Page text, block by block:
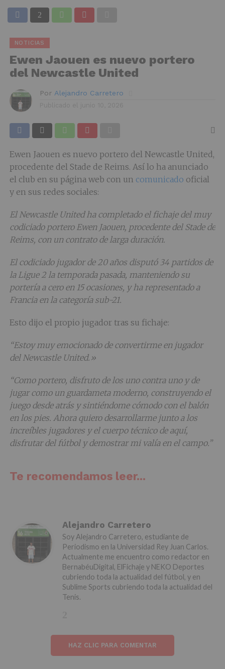
NOTICIAS
Ewen Jaouen es nuevo portero
del Newcastle United
Por Alejandro Carretero
Ewen Jaouen es nuevo portero del Newcastle United,
procedente del Stade de Reims. Así lo ha anunciado
el club en su página web con un comunicado oficial
y en sus redes sociales:
El Newcastle United ha completado el fichaje del muy
codiciado portero Ewen Jaouen, procedente del Stade de
Reims, con un contrato de larga duración.
El codiciado jugador de 20 años disputó 34 partidos de
la Ligue 2 la temporada pasada, manteniendo su
portería a cero en 15 ocasiones, y ha representado a
Francia en la categoría sub-21.
Esto dijo el propio jugador tras su fichaje:
“Estoy muy emocionado de convertirme en jugador
del Newcastle United.»
“Como portero, disfruto de los uno contra uno y de
jugar como un guardameta moderno, construyendo el
juego desde atrás y sintiéndome cómodo con el balón
en los pies. Ahora quiero desarrollarme junto a los
increíbles jugadores y el cuerpo técnico de aquí,
disfrutar del fútbol y demostrar mi valía en el campo.”
Te recomendamos leer...
Alejandro Carretero
Soy Alejandro Carretero, estudiante de
Periodismo en la Universidad Rey Juan Carlos.
Actualmente me encuentro como redactor en
BernabéuDigital, ElFichaje y NEKO Deportes
cubriendo toda la actualidad del fútbol, y en
Sublime Sports cubriendo toda la actualidad del
Tenis.
HAZ CLIC PARA COMENTAR